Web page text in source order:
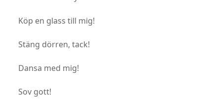
Köp en glass till mig!
Stäng dörren, tack!
Dansa med mig!
Sov gott!